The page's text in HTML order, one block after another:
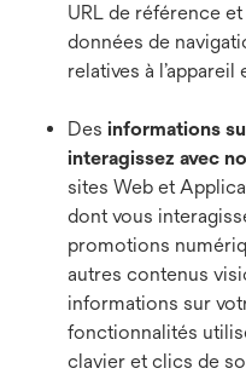
URL de référence
données de
relatives à l’appareil
Des informations
interagissez avec
sites Web et
dont vous
promotions
autres contenus
informations sur
fonctionnalités
clavier et clics de